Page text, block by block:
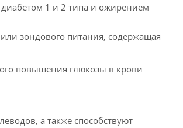
1 и 2 типа и ожирением
зондового питания, содержащая
повышения глюкозы в крови
а также способствуют